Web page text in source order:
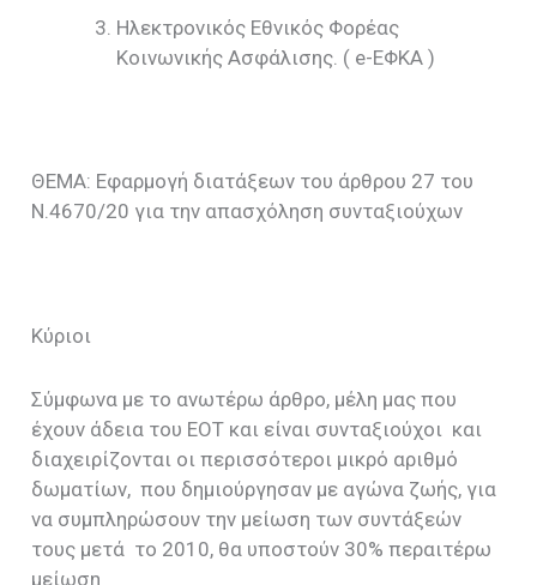
Ηλεκτρονικός Εθνικός Φορέας
Κοινωνικής Ασφάλισης. ( e-ΕΦΚΑ )
ΘΕΜΑ: Εφαρμογή διατάξεων του άρθρου 27 του
Ν.4670/20 για την απασχόληση συνταξιούχων
Κύριοι
Σύμφωνα με το ανωτέρω άρθρο, μέλη μας που
έχουν άδεια του ΕΟΤ και είναι συνταξιούχοι και
διαχειρίζονται οι περισσότεροι μικρό αριθμό
δωματίων, που δημιούργησαν με αγώνα ζωής, για
να συμπληρώσουν την μείωση των συντάξεών
τους μετά το 2010, θα υποστούν 30% περαιτέρω
μείωση